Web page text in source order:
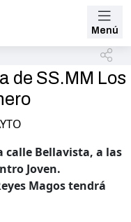
Menú
de SS.MM Los
calle Bellavista, a las
Joven.
Magos tendrá